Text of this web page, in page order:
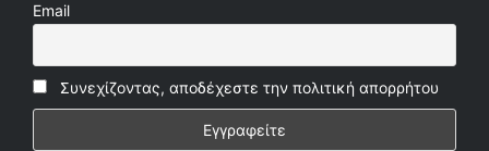
Email
Συνεχίζοντας, αποδέχεστε την πολιτική απορρήτου